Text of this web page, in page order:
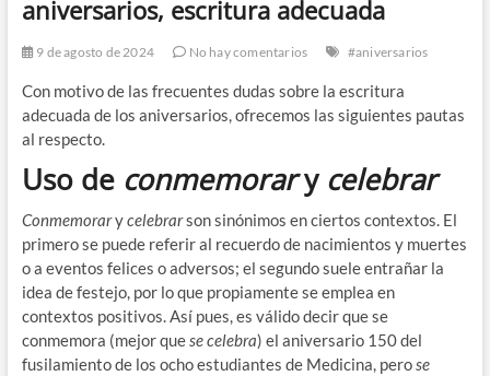
aniversarios, escritura adecuada
9 de agosto de 2024 No hay comentarios #aniversarios
Con motivo de las frecuentes dudas sobre la escritura
adecuada de los aniversarios, ofrecemos las siguientes pautas
al respecto.
Uso de conmemorarycelebrar
Conmemorarycelebrarson sinónimos en ciertos contextos. El
primero se puede referir al recuerdo de nacimientos y muertes
o a eventos felices o adversos; el segundo suele entrañar la
idea de festejo, por lo que propiamente se emplea en
contextos positivos. Así pues, es válido decir que se
conmemora (mejor quese celebra) el aniversario 150 del
fusilamiento de los ocho estudiantes de Medicina, perose